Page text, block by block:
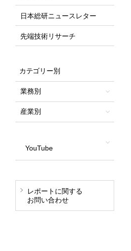
日本総研ニュースレター
先端技術リサーチ
カテゴリー別
業務別
産業別
YouTube
レポートに関する
お問い合わせ